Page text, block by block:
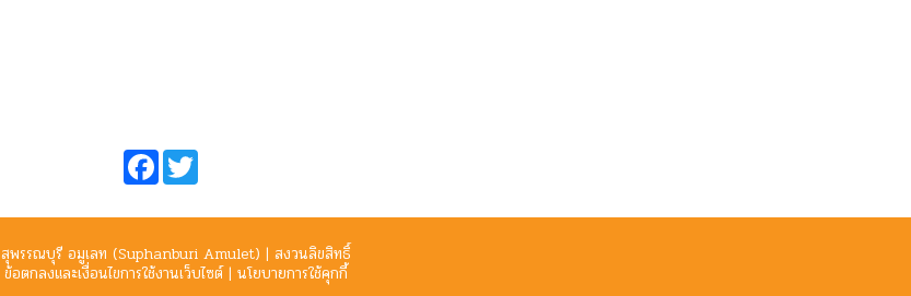
Facebook
สุพรรณบุรี อมูเลท (Suphanburi Amulet) | สงวนลิขสิทธิ์
ข้อตกลงและเงื่อนไขการใช้งานเว็บไซต์| นโยบายการใช้คุกกี้